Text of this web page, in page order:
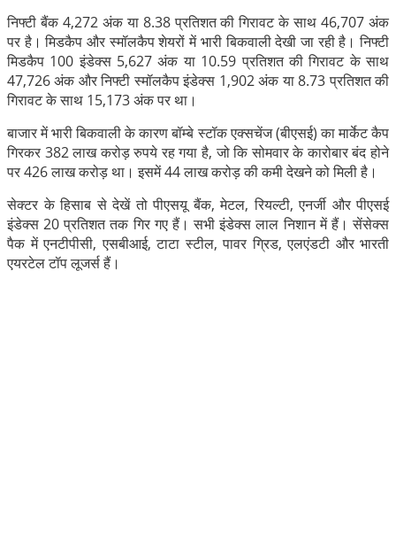
निफ्टी बैंक 4,272 अंक या 8.38 प्रतिशत की गिरावट के साथ 46,707 अंक
पर है। मिडकैप और स्मॉलकैप शेयरों में भारी बिकवाली देखी जा रही है। निफ्टी
मिडकैप 100 इंडेक्स 5,627 अंक या 10.59 प्रतिशत की गिरावट के साथ
47,726 अंक और निफ्टी स्मॉलकैप इंडेक्स 1,902 अंक या 8.73 प्रतिशत की
गिरावट के साथ 15,173 अंक पर था।
बाजार में भारी बिकवाली के कारण बॉम्बे स्टॉक एक्सचेंज (बीएसई) का मार्केट कैप
गिरकर 382 लाख करोड़ रुपये रह गया है, जो कि सोमवार के कारोबार बंद होने
पर 426 लाख करोड़ था। इसमें 44 लाख करोड़ की कमी देखने को मिली है।
सेक्टर के हिसाब से देखें तो पीएसयू बैंक, मेटल, रियल्टी, एनर्जी और पीएसई
इंडेक्स 20 प्रतिशत तक गिर गए हैं। सभी इंडेक्स लाल निशान में हैं। सेंसेक्स
पैक में एनटीपीसी, एसबीआई, टाटा स्टील, पावर ग्रिड, एलएंडटी और भारती
एयरटेल टॉप लूजर्स हैं।